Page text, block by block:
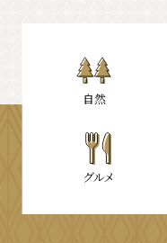
⾃然
グルメ